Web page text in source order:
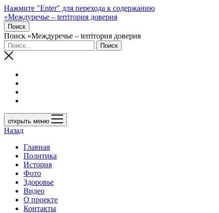
Нажмите "Enter" для перехода к содержанию
«Междуречье – terriтория доверия
Поиск
Поиск «Междуречье – terriтория доверия
открыть меню
Назад
Главная
Политика
История
Фото
Здоровье
Видео
О проекте
Контакты